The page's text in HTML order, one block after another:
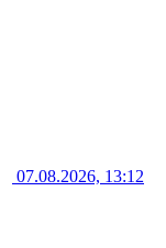
07.08.2026, 13:12